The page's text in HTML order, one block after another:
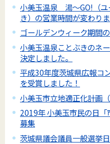
小美玉温泉 湯～GO!（ユ
き）の営業時間が変わり
ゴールデンウィーク期間
小美玉温泉ことぶきのネ
決定しました。
平成30年度茨城県広報コ
を受賞しました！
小美玉市立地適正化計画
2019年 小美玉市民の日
募集
茨城県議会議員一般選挙